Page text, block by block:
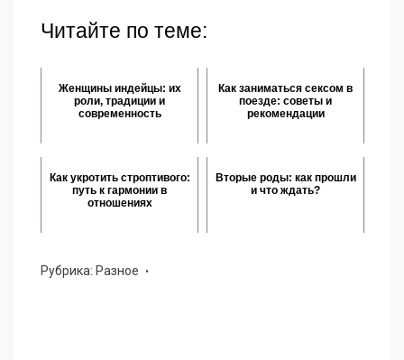
Читайте по теме:
Женщины индейцы: их
роли, традиции и
современность
Как заниматься сексом в
поезде: советы и
рекомендации
Как укротить строптивого:
путь к гармонии в
отношениях
Вторые роды: как прошли
и что ждать?
Рубрика: Разное